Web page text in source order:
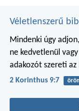
Véletlenszerű
Mindenki úgy
ne kedvetlenül
adakozót szereti az
2 Korinthus 9:7